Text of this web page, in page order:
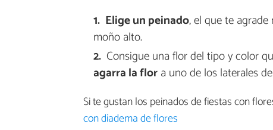
Elige un peinado, el que te
moño alto.
Consigue una flor del tipo y color
agarra la flora uno de los laterales
Si te gustan los peinados de fiestas con
con diadema de flores